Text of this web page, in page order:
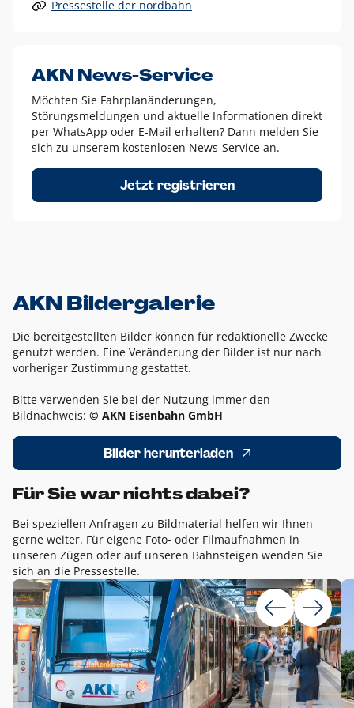
Alle anderen Logo-Varianten dürfen nur in Ausnahmefällen
Diese Ausnahmen sind zum Beispiel:
dem AKN Blau,
weißes Logo auf Fotohintergründen,
schwarzes Logo für reine Schwarz-Weiß-Umsetzungen
Um das Logo herum muss ein Schutzraum von jeweils einer
Höhe bzw. Breite des N aus AKN in alle Richtungen
Pressestelle der nordbahn
AKN News-Service
Möchten Sie Fahrplanänderungen,
Störungsmeldungen und aktuelle Informationen direkt
per WhatsApp oder E-Mail erhalten? Dann melden Sie
sich zu unserem kostenlosen News-Service an.
Jetzt registrieren
AKN Bildergalerie
Die bereitgestellten Bilder können für redaktionelle Zwecke
genutzt werden. Eine Veränderung der Bilder ist nur nach
vorheriger Zustimmung gestattet.
Bitte verwenden Sie bei der Nutzung immer den
Bildnachweis: © AKN Eisenbahn GmbH
Bilder herunterladen
Für Sie war nichts dabei?
Bei speziellen Anfragen zu Bildmaterial helfen wir Ihnen
gerne weiter. Für eigene Foto- oder Filmaufnahmen in
unseren Zügen oder auf unseren Bahnsteigen wenden Sie
sich an die Pressestelle.